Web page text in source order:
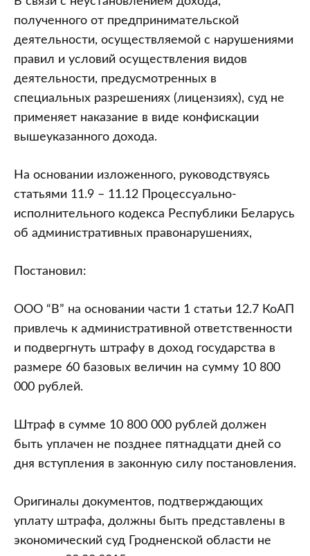
полученного от предпринимательской
деятельности, осуществляемой с нарушениями
правил и условий осуществления видов
деятельности, предусмотренных в
специальных разрешениях (лицензиях), суд не
применяет наказание в виде конфискации
вышеуказанного дохода.
На основании изложенного, руководствуясь
статьями 11.9 – 11.12 Процессуально-
исполнительного кодекса Республики Беларусь
об административных правонарушениях,
Постановил:
ООО “В” на основании части 1 статьи 12.7 КоАП
привлечь к административной ответственности
и подвергнуть штрафу в доход государства в
размере 60 базовых величин на сумму 10 800
000 рублей.
Штраф в сумме 10 800 000 рублей должен
быть уплачен не позднее пятнадцати дней со
дня вступления в законную силу постановления.
Оригиналы документов, подтверждающих
уплату штрафа, должны быть представлены в
экономический суд Гродненской области не